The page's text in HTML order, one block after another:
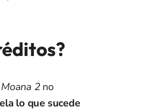
Moana 2 no
lo que sucede